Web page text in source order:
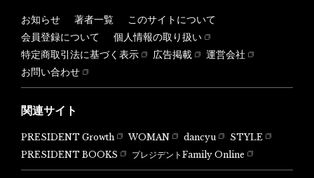
お知らせ 著者一覧
このサイトについて
会員登録について
個人情報の取り扱い
特定商取引法に基づく表示
広告掲載
運営会社
お問い合わせ
関連サイト
PRESIDENT Growth WOMAN dancyu
STYLE
PRESIDENT BOOKS
プレジデントFamily Online